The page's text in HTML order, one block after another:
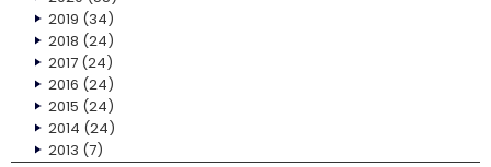
2019 (34)
2018 (24)
2017(24)
2016 (24)
2015 (24)
2014 (24)
2013 (7)